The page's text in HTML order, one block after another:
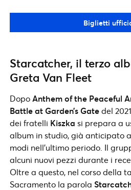
Biglietti
Starcatcher, il terzo
Greta Van Fleet
DopoAnthem of the Peaceful
Battle at Garden’s Gatedel
dei fratelli Kiszka si prepara a
album in studio, già anticipato
modi nell’ultimo periodo. Il
alcuni nuovi pezzi durante i
Oltre a questo, nel corso della
Sacramento la parola